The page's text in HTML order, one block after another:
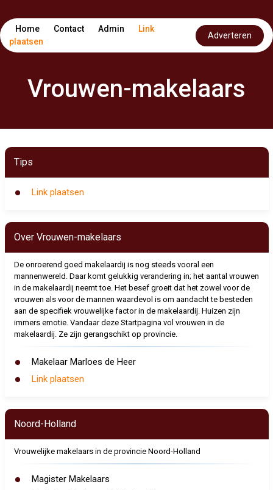
Home Contact Admin
Link
plaatsen
Adverteren
Vrouwen-makelaars
Tips
Link plaatsen
Over Vrouwen-makelaars
De onroerend goed makelaardij is nog steeds vooral een
mannenwereld. Daar komt gelukkig verandering in; het aantal vrouwen
in de makelaardij neemt toe. Het besef groeit dat het zowel voor de
vrouwen als voor de mannen waardevol is om aandacht te besteden
aan de specifiek vrouwelijke factor in de makelaardij. Huizen zijn
immers emotie. Vandaar deze Startpagina vol vrouwen in de
makelaardij. Ze zijn gerangschikt op provincie.
Makelaar Marloes de Heer
Link plaatsen
Noord-Holland
Vrouwelijke makelaars in de provincie Noord-Holland
Magister Makelaars